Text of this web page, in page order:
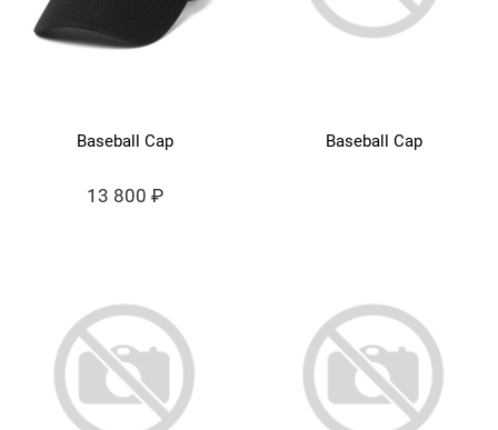
Baseball Cap
13 800 ₽
Baseball Cap